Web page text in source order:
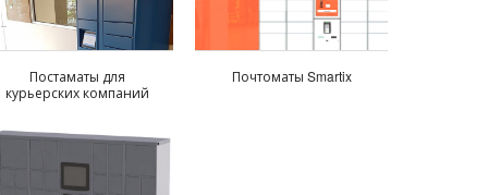
Постаматы для
курьерских компаний
Почтоматы Smartix